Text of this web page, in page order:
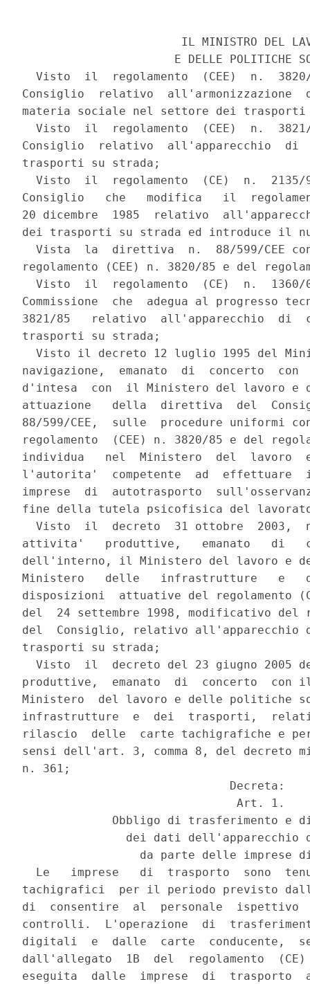
IL MINISTRO DEL
E DELLE POLITICHE
Visto  il  regolamento  (CEE)  n.
Consiglio  relativo  all'armonizzazione
materia sociale nel settore dei trasporti
Visto  il  regolamento  (CEE)  n.
Consiglio  relativo  all'apparecchio
trasporti su strada;
Visto  il  regolamento  (CE)  n.
Consiglio   che   modifica   il
20 dicembre  1985  relativo
dei trasporti su strada ed introduce il
Vista  la  direttiva  n.  88/599/CEE
regolamento (CEE) n. 3820/85 e del
Visto  il  regolamento  (CE)  n.
Commissione  che  adegua al progresso
3821/85   relativo  all'apparecchio  di
trasporti su strada;
Visto il decreto 12 luglio 1995 del
navigazione,  emanato  di  concerto
d'intesa  con  il Ministero del lavoro e
attuazione   della  direttiva  del
88/599/CEE,  sulle  procedure uniformi
regolamento  (CEE) n. 3820/85 e del
individua   nel  Ministero  del  lavoro
l'autorita'  competente  ad
imprese  di  autotrasporto
fine della tutela psicofisica del
Visto  il  decreto  31 ottobre  2003,
attivita'   produttive,   emanato   di
dell'interno, il Ministero del lavoro e
Ministero   delle   infrastrutture   e
disposizioni  attuative del regolamento
del  24 settembre 1998, modificativo del
del  Consiglio, relativo
trasporti su strada;
Visto  il  decreto del 23 giugno 2005
produttive,  emanato  di  concerto
Ministero  del lavoro e delle politiche
infrastrutture  e  dei  trasporti,
rilascio  delle  carte tachigrafiche e
sensi dell'art. 3, comma 8, del decreto
n. 361;
                              Decreta:
                               Art. 1.
Obbligo di trasferimento e
dei dati dell'apparecchio
da parte delle imprese
Le   imprese   di  trasporto  sono
tachigrafici  per il periodo previsto
di  consentire  al  personale
controlli.  L'operazione  di
digitali  e  dalle  carte  conducente,
dall'allegato  1B  del  regolamento  (CE)
eseguita  dalle  imprese  di